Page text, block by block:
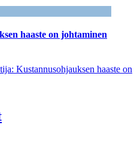
haaste on johtaminen
Kustannusohjauksen haaste on